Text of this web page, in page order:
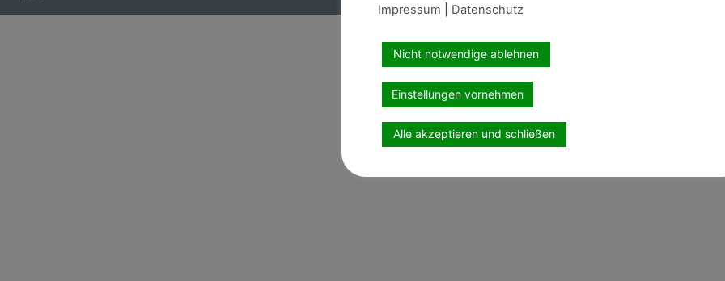
Impressum
Datenschutz
Nicht notwendige ablehnen
Einstellungen vornehmen
Alle akzeptieren und schließen